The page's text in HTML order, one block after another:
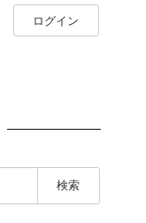
ログイン